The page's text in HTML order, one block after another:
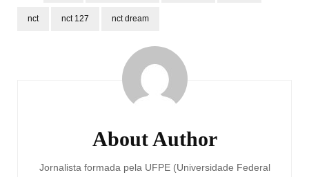
nct nct 127 nct dream
About Author
Jornalista formada pela UFPE (Universidade Federal